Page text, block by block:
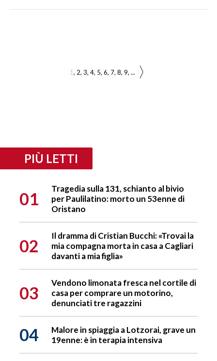
1 2 3 4 5 6 7 8 9 ...
PIÙ LETTI
01
Tragedia sulla 131, schianto al bivio
per Paulilatino: morto un 53enne di
Oristano
02
Il dramma di Cristian Bucchi: «Trovai la
mia compagna morta in casa a Cagliari
davanti a mia figlia»
03
Vendono limonata fresca nel cortile di
casa per comprare un motorino,
denunciati tre ragazzini
04
Malore in spiaggia a Lotzorai, grave un
19enne: è in terapia intensiva